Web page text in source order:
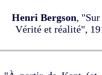
Henri Bergson,
Vérité et réalité",